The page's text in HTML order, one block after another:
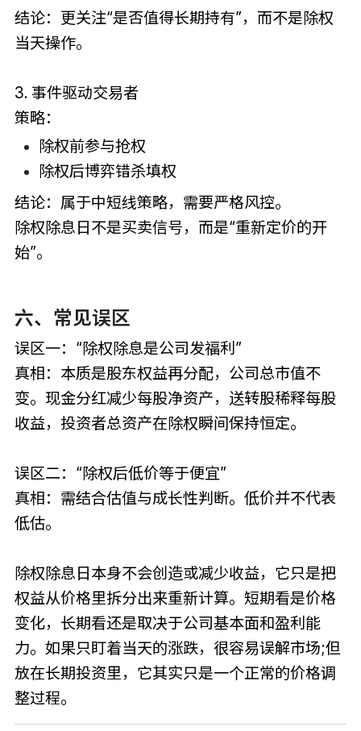
结论：更关注“是否值得长期持有”，而不是除权
当天操作。
3. 事件驱动交易者
策略：
除权前参与抢权
除权后博弈错杀填权
结论：属于中短线策略，需要严格风控。
除权除息日不是买卖信号，而是“重新定价的开
始”。
六、常见误区
误区一：“除权除息是公司发福利”
真相：本质是股东权益再分配，公司总市值不
变。现金分红减少每股净资产，送转股稀释每股
收益，投资者总资产在除权瞬间保持恒定。
误区二：“除权后低价等于便宜”
真相：需结合估值与成长性判断。低价并不代表
低估。
除权除息日本身不会创造或减少收益，它只是把
权益从价格里拆分出来重新计算。短期看是价格
变化，长期看还是取决于公司基本面和盈利能
力。如果只盯着当天的涨跌，很容易误解市场;但
放在长期投资里，它其实只是一个正常的价格调
整过程。